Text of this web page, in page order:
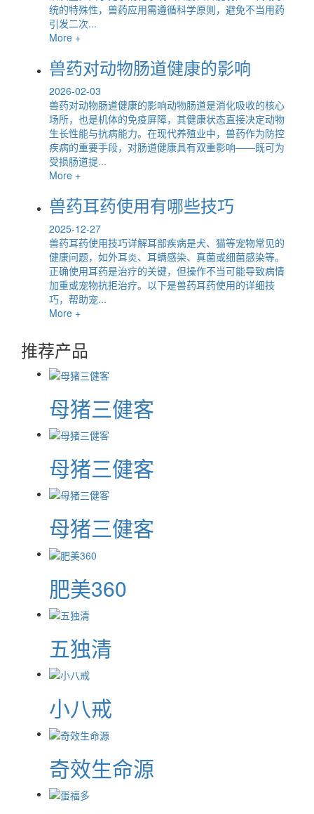
统的特殊性，兽药应用需遵循科学原则，避免不当用药
引发二次...
More +
兽药对动物肠道健康的影响
2026-02-03
兽药对动物肠道健康的影响动物肠道是消化吸收的核心
场所，也是机体的免疫屏障，其健康状态直接决定动物
生长性能与抗病能力。在现代养殖业中，兽药作为防控
疾病的重要手段，对肠道健康具有双重影响——既可为
受损肠道提...
More +
兽药耳药使用有哪些技巧
2025-12-27
兽药耳药使用技巧详解耳部疾病是犬、猫等宠物常见的
健康问题，如外耳炎、耳螨感染、真菌或细菌感染等。
正确使用耳药是治疗的关键，但操作不当可能导致病情
加重或宠物抗拒治疗。以下是兽药耳药使用的详细技
巧，帮助宠...
More +
推荐产品
母猪三健客
母猪三健客
母猪三健客
肥美360
五独清
小八戒
奇效生命源